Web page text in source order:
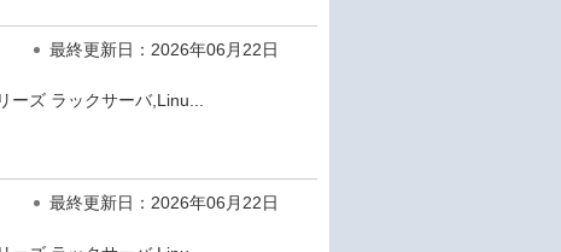
最終更新日：2026年06月22日
ズ ラックサーバ,Linu...
最終更新日：2026年06月22日